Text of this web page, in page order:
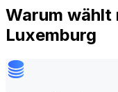
Warum wählt
Luxemburg